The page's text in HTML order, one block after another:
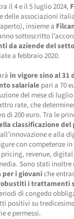
il 4 e il 5 luglio 2024,
delle associazioni
insieme a
sottoscritto
da aziende del
a febbraio 2020.
in vigore sino al 31
salarialepari a 70
del mese di luglio
rate, che
di 200 euro. Tra le
classificazione del
e alla
con competenze
revenue,
Sono stati
per i giovaniche
i trattamenti
di congedo
positivi su
e permessi.